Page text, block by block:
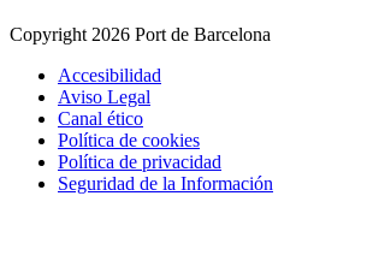
Copyright 2026 Port de Barcelona
Accesibilidad
Aviso Legal
Canal ético
Política de cookies
Política de privacidad
Seguridad de la Información